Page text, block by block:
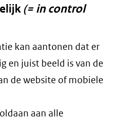
(= in control
kan aantonen dat er
en juist beeld is van de
de website of mobiele
aan alle